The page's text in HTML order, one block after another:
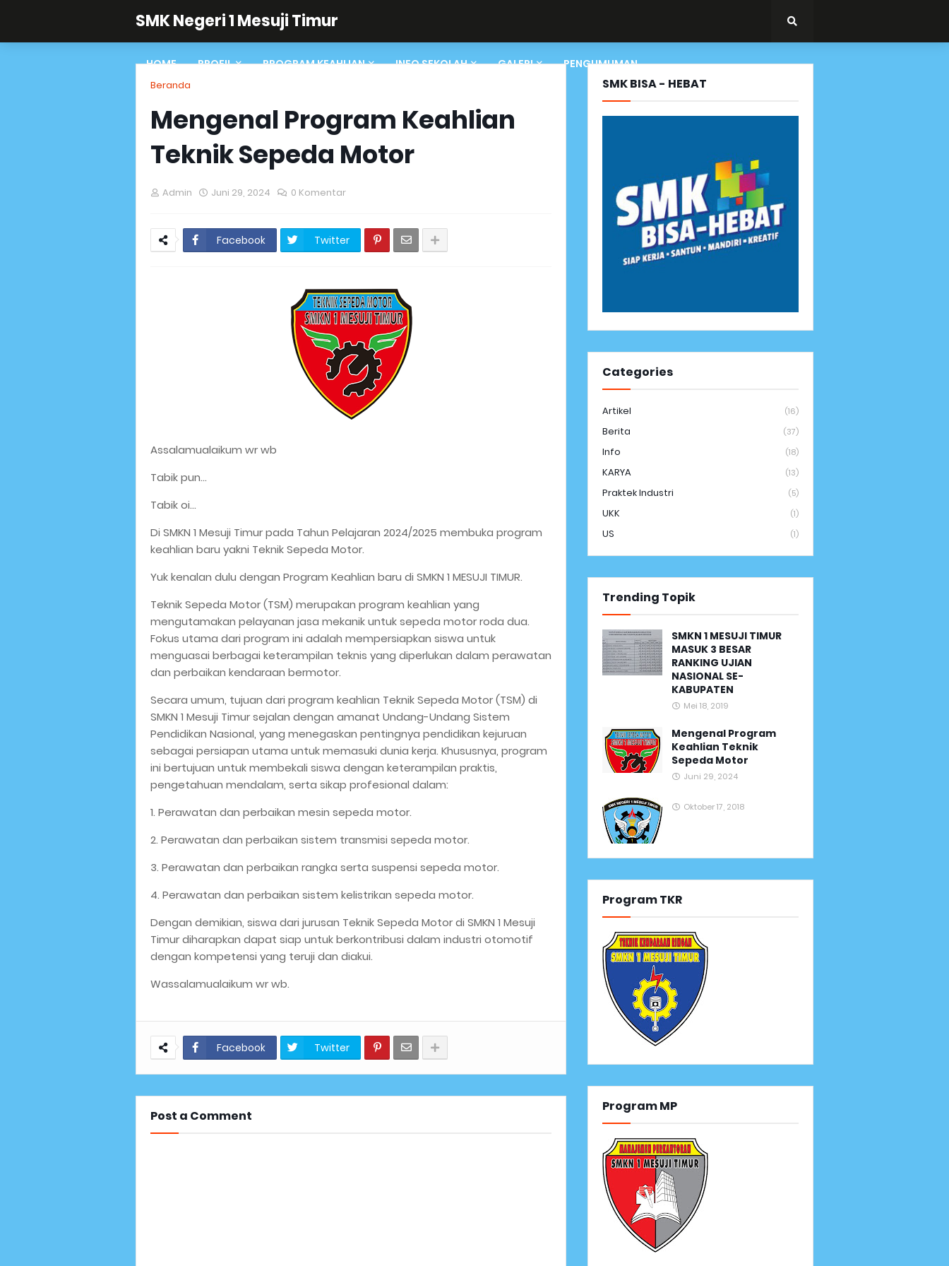
SMK Negeri 1 Mesuji Timur
HOME PROFIL PROGRAM KEAHLIAN INFO SEKOLAH GALERI PENGUMUMAN
Beranda
Mengenal Program Keahlian
Teknik Sepeda Motor
Admin Juni 29, 2024 0 Komentar
Facebook Twitter
Assalamualaikum wr wb
Tabik pun...
Tabik oi...
Di SMKN 1 Mesuji Timur pada Tahun Pelajaran 2024/2025 membuka program
keahlian baru yakni Teknik Sepeda Motor.
Yuk kenalan dulu dengan Program Keahlian baru di SMKN 1 MESUJI TIMUR.
Teknik Sepeda Motor (TSM) merupakan program keahlian yang
mengutamakan pelayanan jasa mekanik untuk sepeda motor roda dua.
Fokus utama dari program ini adalah mempersiapkan siswa untuk
menguasai berbagai keterampilan teknis yang diperlukan dalam perawatan
dan perbaikan kendaraan bermotor.
Secara umum, tujuan dari program keahlian Teknik Sepeda Motor (TSM) di
SMKN 1 Mesuji Timur sejalan dengan amanat Undang-Undang Sistem
Pendidikan Nasional, yang menegaskan pentingnya pendidikan kejuruan
sebagai persiapan utama untuk memasuki dunia kerja. Khususnya, program
ini bertujuan untuk membekali siswa dengan keterampilan praktis,
pengetahuan mendalam, serta sikap profesional dalam:
1. Perawatan dan perbaikan mesin sepeda motor.
2. Perawatan dan perbaikan sistem transmisi sepeda motor.
3. Perawatan dan perbaikan rangka serta suspensi sepeda motor.
4. Perawatan dan perbaikan sistem kelistrikan sepeda motor.
Dengan demikian, siswa dari jurusan Teknik Sepeda Motor di SMKN 1 Mesuji
Timur diharapkan dapat siap untuk berkontribusi dalam industri otomotif
dengan kompetensi yang teruji dan diakui.
Wassalamualaikum wr wb.
Facebook Twitter
Post a Comment
SMK BISA - HEBAT
Categories
Artikel (16)
Berita (37)
Info (18)
KARYA (13)
Praktek Industri (5)
UKK (1)
US (1)
Trending Topik
SMKN 1 MESUJI TIMUR
MASUK 3 BESAR
RANKING UJIAN
NASIONAL SE-
KABUPATEN
Mei 18, 2019
Mengenal Program
Keahlian Teknik
Sepeda Motor
Juni 29, 2024
Oktober 17, 2018
Program TKR
Program MP